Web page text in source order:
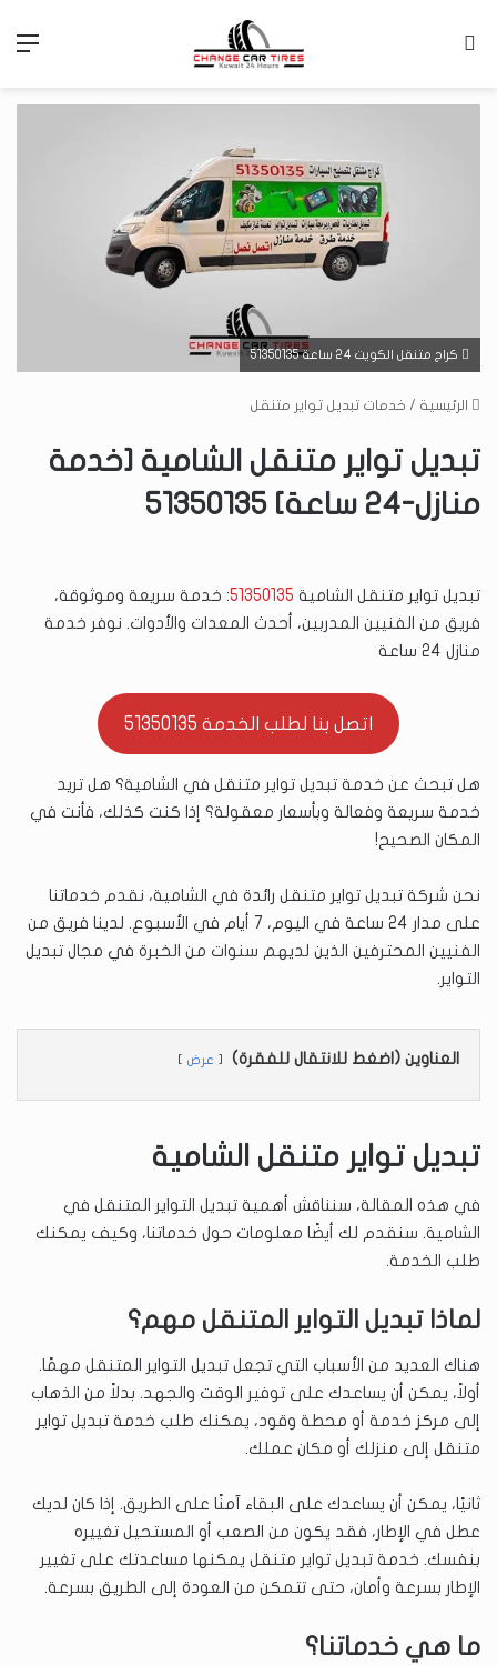
كراج متنقل الكويت 24 ساعة 51350135
الرئيسية / خدمات تبديل تواير متنقل
تبديل تواير متنقل الشامية [خدمة
منازل-24 ساعة] 51350135
تبديل تواير متنقل الشامية 51350135: خدمة سريعة وموثوقة،
فريق من الفنيين المدربين، أحدث المعدات والأدوات. نوفر خدمة
منازل 24 ساعة
اتصل بنا لطلب الخدمة 51350135
هل تبحث عن خدمة تبديل تواير متنقل في الشامية؟ هل تريد
خدمة سريعة وفعالة وبأسعار معقولة؟ إذا كنت كذلك، فأنت في
المكان الصحيح!
نحن شركة تبديل تواير متنقل رائدة في الشامية، نقدم خدماتنا
على مدار 24 ساعة في اليوم، 7 أيام في الأسبوع. لدينا فريق من
الفنيين المحترفين الذين لديهم سنوات من الخبرة في مجال تبديل
التواير.
العناوين (اضغط للانتقال للفقرة) عرض
تبديل تواير متنقل الشامية
في هذه المقالة، سنناقش أهمية تبديل التواير المتنقل في
الشامية. سنقدم لك أيضًا معلومات حول خدماتنا، وكيف يمكنك
طلب الخدمة.
لماذا تبديل التواير المتنقل مهم؟
هناك العديد من الأسباب التي تجعل تبديل التواير المتنقل مهمًا.
أولاً، يمكن أن يساعدك على توفير الوقت والجهد. بدلاً من الذهاب
إلى مركز خدمة أو محطة وقود، يمكنك طلب خدمة تبديل تواير
متنقل إلى منزلك أو مكان عملك.
ثانيًا، يمكن أن يساعدك على البقاء آمنًا على الطريق. إذا كان لديك
عطل في الإطار، فقد يكون من الصعب أو المستحيل تغييره
بنفسك. خدمة تبديل تواير متنقل يمكنها مساعدتك على تغيير
الإطار بسرعة وأمان، حتى تتمكن من العودة إلى الطريق بسرعة.
ما هي خدماتنا؟